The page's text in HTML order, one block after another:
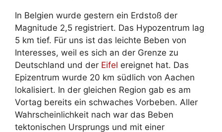
In Belgien wurde gestern ein Erdstoß der
Magnitude 2,5 registriert. Das Hypozentrum lag
5 km tief. Für uns ist das leichte Beben von
Interesses, weil es sich an der Grenze zu
Deutschland und der Eifel ereignet hat. Das
Epizentrum wurde 20 km südlich von Aachen
lokalisiert. In der gleichen Region gab es am
Vortag bereits ein schwaches Vorbeben. Aller
Wahrscheinlichkeit nach war das Beben
tektonischen Ursprungs und mit einer